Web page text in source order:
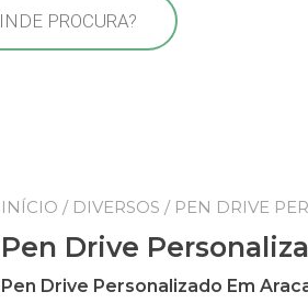
INÍCIO / DIVERSOS / PEN DRIVE
Pen Drive
Pen Drive Personalizado Em